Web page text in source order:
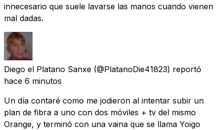
innecesario que suele lavarse las manos cuando vienen
mal dadas.
Diego el Platano Sanxe (@PlatanoDie41823) reportó
hace 6 minutos
Un día contaré como me jodieron al intentar subir un
plan de fibra a uno con dos móviles + tv del mismo
Orange, y terminó con una vaina que se llama Yoigo